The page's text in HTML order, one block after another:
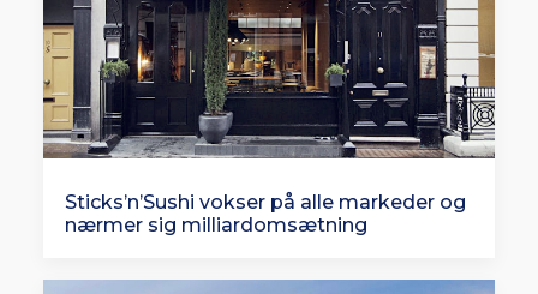
Sticks’n’Sushi vokser på alle markeder og
nærmer sig milliardomsætning